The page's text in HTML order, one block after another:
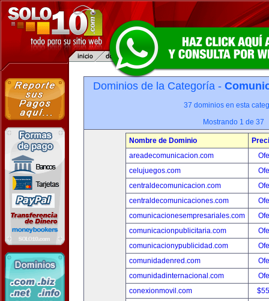
Dominios de la Categoría -
37 dominios en esta
Mostrando 1 de 37
Nombre de Dominio
areadecomunicacion.com
celujuegos.com
centraldecomunicacion.com
centraldecomunicaciones.com
comunicacionesempresariales.com
comunicacionpublicitaria.com
comunicacionypublicidad.com
comunidadenred.com
comunidadinternacional.com
conexionmovil.com